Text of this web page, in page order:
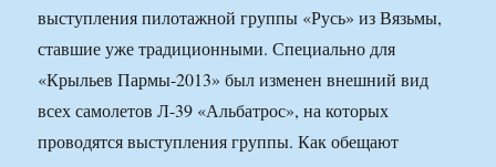
выступления пилотажной группы «Русь» из Вязьмы,
ставшие уже традиционными. Специально для
«Крыльев Пармы-2013» был изменен внешний вид
всех самолетов Л-39 «Альбатрос», на которых
проводятся выступления группы. Как обещают